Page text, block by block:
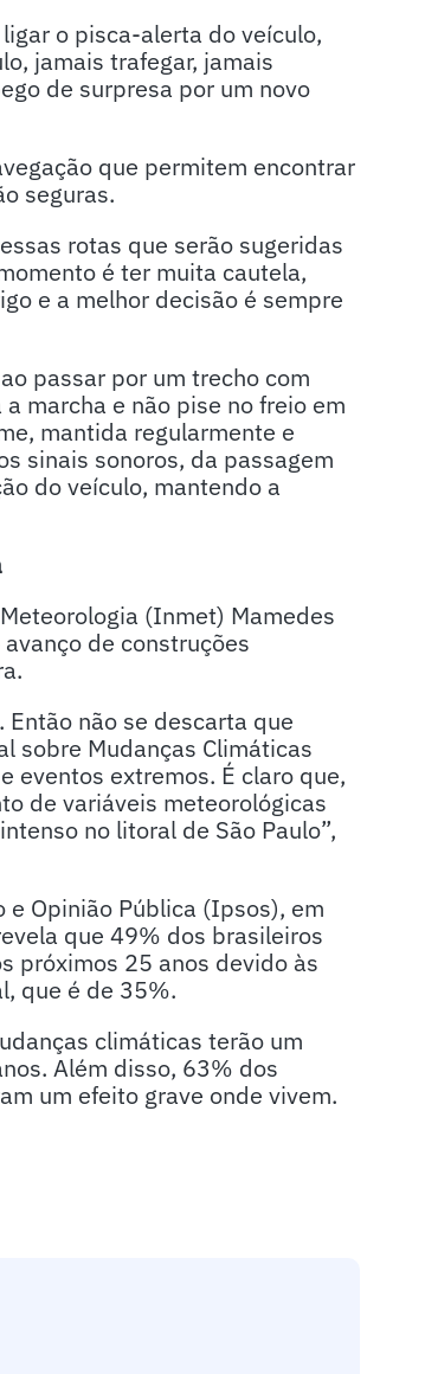
o pisca-alerta do veículo,
jamais trafegar, jamais
de surpresa por um novo
que permitem encontrar
seguras.
rotas que serão sugeridas
é ter muita cautela,
e a melhor decisão é sempre
passar por um trecho com
marcha e não pise no freio em
mantida regularmente e
sinais sonoros, da passagem
do veículo, mantendo a
(Inmet) Mamedes
de construções
não se descarta que
sobre Mudanças Climáticas
eventos extremos. É claro que,
de variáveis meteorológicas
no litoral de São Paulo”,
Opinião Pública (Ipsos), em
que 49% dos brasileiros
próximos 25 anos devido às
que é de 35%.
climáticas terão um
Além disso, 63% dos
um efeito grave onde vivem.